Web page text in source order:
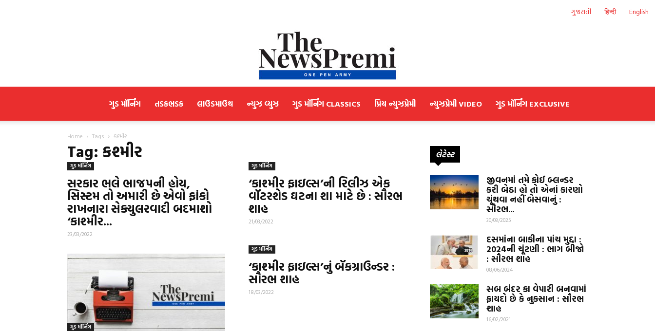
ગુજરાતી हिन्दी English
Gujarati
ગુડ મૉર્નિંગ તડકભડક લાઉડમાઉથ ન્યુઝ વ્યુઝ ગુડ મૉર્નિંગ CLASSICS પ્રિય ન્યુઝપ્રેમી ન્યુઝપ્રેમી VIDEO ગુડ મૉર્નિંગ EXCLUSIVE
Home Tags કશ્મીર
Tag: કશ્મીર
ગુડ મૉર્નિંગ
સરકાર ભલે ભાજપની હોય,
સિસ્ટમ તો અમારી છે એવો ફાંકો
રાખનારા સેક્યુલરવાદી બદમાશો
‘કાશ્મીર...
23/03/2022
ગુડ મૉર્નિંગ
‘કાશ્મીર ફાઇલ્સ’ની રિલીઝ એક
વૉટરશેડ ઘટના શા માટે છે : સૌરભ
શાહ
21/03/2022
ગુડ મૉર્નિંગ
ગુડ મૉર્નિંગ
‘કાશ્મીર ફાઇલ્સ’નું બૅકગ્રાઉન્ડર :
સૌરભ શાહ
18/03/2022
લેટેસ્ટ
જીવનમાં તમે કોઈ બ્લન્ડર
કરી બેઠા હો તો એનાં કારણો
ચૂંથવા નહીં બેસવાનું :
સૌરભ...
30/03/2025
દસમાંના બાકીના પાંચ મુદ્દા :
2024ની ચૂંટણી : ભાગ બીજો
: સૌરભ શાહ
08/06/2024
સબ બંદર કા વેપારી બનવામાં
ફાયદો છે કે નુકસાન : સૌરભ
શાહ
16/02/2021